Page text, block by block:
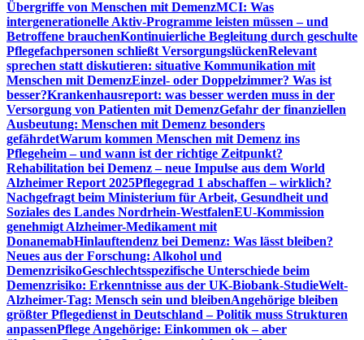
Übergriffe von Menschen mit DemenzMCI: Was
intergenerationelle Aktiv-Programme leisten müssen – und
Betroffene brauchenKontinuierliche Begleitung durch geschulte
Pflegefachpersonen schließt VersorgungslückenRelevant
sprechen statt diskutieren: situative Kommunikation mit
Menschen mit DemenzEinzel- oder Doppelzimmer? Was ist
besser?Krankenhausreport: was besser werden muss in der
Versorgung von Patienten mit DemenzGefahr der finanziellen
Ausbeutung: Menschen mit Demenz besonders
gefährdetWarum kommen Menschen mit Demenz ins
Pflegeheim – und wann ist der richtige Zeitpunkt?
Rehabilitation bei Demenz – neue Impulse aus dem World
Alzheimer Report 2025Pflegegrad 1 abschaffen – wirklich?
Nachgefragt beim Ministerium für Arbeit, Gesundheit und
Soziales des Landes Nordrhein-WestfalenEU-Kommission
genehmigt Alzheimer-Medikament mit
DonanemabHinlauftendenz bei Demenz: Was lässt bleiben?
Neues aus der Forschung: Alkohol und
DemenzrisikoGeschlechtsspezifische Unterschiede beim
Demenzrisiko: Erkenntnisse aus der UK-Biobank-StudieWelt-
Alzheimer-Tag: Mensch sein und bleibenAngehörige bleiben
größter Pflegedienst in Deutschland – Politik muss Strukturen
anpassenPflege Angehörige: Einkommen ok – aber